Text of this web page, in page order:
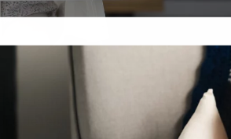
En plus du lait que vous lui
de l’eau ou de la tisane non sucrée.